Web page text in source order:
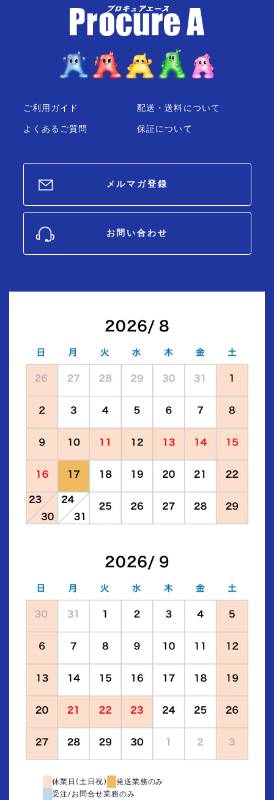
ご利用ガイド
よくあるご質問
配送・送料について
保証について
メルマガ登録
お問い合わせ
休業日(土日祝)
発送業務のみ
受注/お問合せ業務のみ